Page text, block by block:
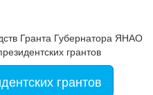
Гранта Губернатора ЯНАО
грантов
грантов